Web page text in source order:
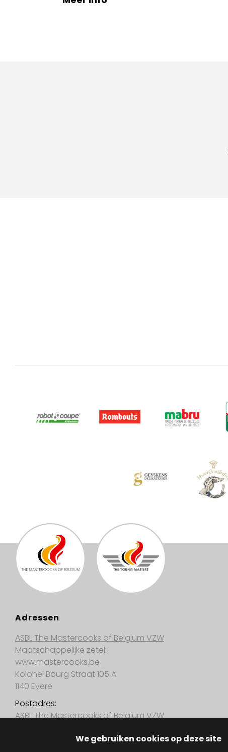
Adressen
ASBL The Mastercooks of Belgium VZW
Maatschappelijke zetel:
www.mastercooks.be
Kolonel Bourg Straat 105 A
1140 Evere
Postadres:
ASBL The Mastercooks of Belgium VZW
We gebruiken cookies op deze site